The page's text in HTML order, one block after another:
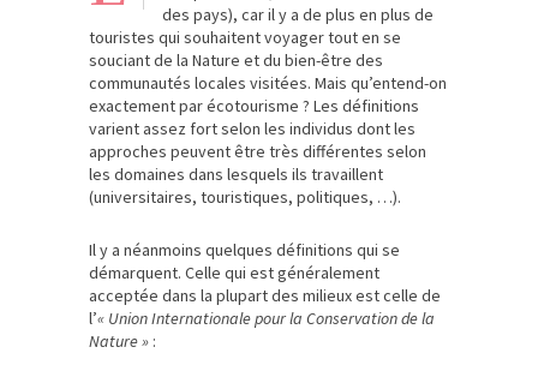
des pays), car il y a de plus en plus de
touristes qui souhaitent voyager tout en se
souciant de la Nature et du bien-être des
communautés locales visitées. Mais qu’entend-on
exactement par écotourisme ? Les définitions
varient assez fort selon les individus dont les
approches peuvent être très différentes selon
les domaines dans lesquels ils travaillent
(universitaires, touristiques, politiques, …).
Il y a néanmoins quelques définitions qui se
démarquent. Celle qui est généralement
acceptée dans la plupart des milieux est celle de
l’« Union Internationale pour la Conservation de la
Nature » :